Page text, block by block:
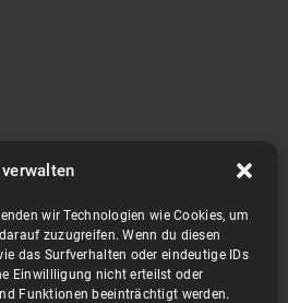
wir Technologien wie Cookies, um
zuzugreifen. Wenn du diesen
das Surfverhalten oder eindeutige IDs
Einwillligung nicht erteilst oder
Funktionen beeinträchtigt werden.